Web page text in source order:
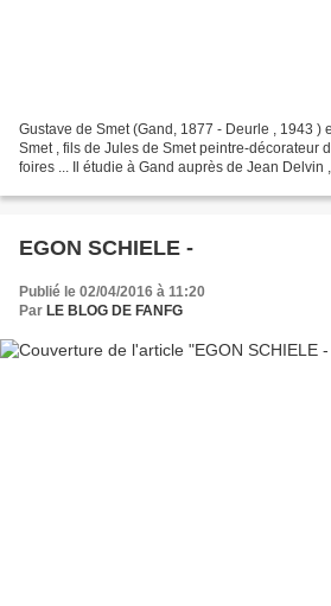
Gustave de Smet (Gand, 1877 - Deurle , 1943 )
Smet , fils de Jules de Smet peintre-décorateur
foires ... Il étudie à Gand auprès de Jean Delvin
EGON SCHIELE -
Publié le 02/04/2016 à 11:20
Par LE BLOG DE FANFG